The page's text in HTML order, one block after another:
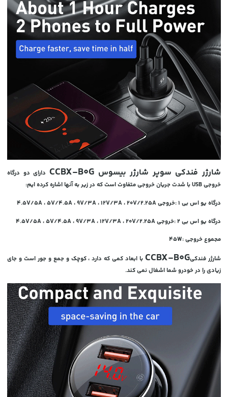
شارژر فندکی سوپر شارژر بیسوسCCBX-B0G دارای دو درگاه
خروجی USB با شدت جریان خروجی متفاوت است که در زیر به آنها اشاره کرده ایم:
درگاه یو اس بی 1 :خروجی 4.5V/5A ، 5V/4.5A ، 9V/3A ، 12V/3A ، 20V/2.25A
درگاه یو اس بی 2 :خروجی 4.5V/5A ، 5V/4.5A ، 9V/3A ، 12V/3A ، 20V/2.25A
مجموع خروجی :45W
شارژر فندکیCCBX-B0Gبا ابعاد کمی که دارد ، کوچک و جمع و جور است و جای
زیادی را در خودرو شما اشغال نمی کند.